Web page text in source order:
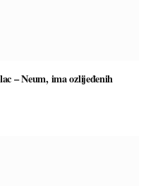
– Neum, ima ozlijeđenih